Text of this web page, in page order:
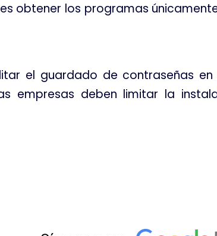
obtener los programas
el guardado de contraseñas
empresas deben limitar la